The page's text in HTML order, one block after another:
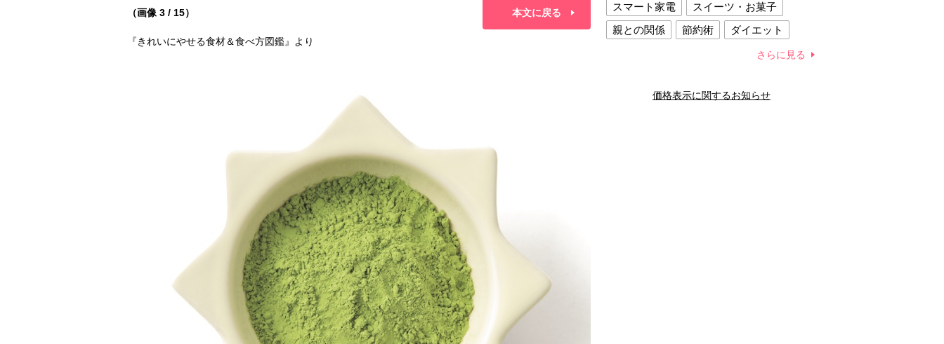
（画像 3 / 15） 本文に戻る
『きれいにやせる食材＆食べ方図鑑』より
スマート家電
スイーツ・お菓子
親との関係
節約術
ダイエット
夫との関係
新津春子 どか食い
さらに見る
価格表示に関するお知らせ